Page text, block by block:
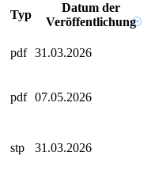
Typ
Datum der
Veröffentlichung
pdf 31.03.2026
pdf 07.05.2026
stp 31.03.2026